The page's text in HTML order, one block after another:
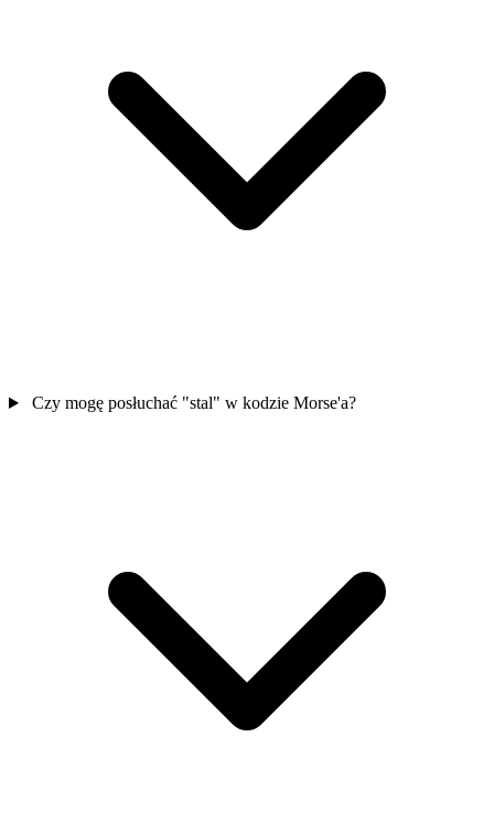
Czy mogę posłuchać "stal" w kodzie Morse'a?